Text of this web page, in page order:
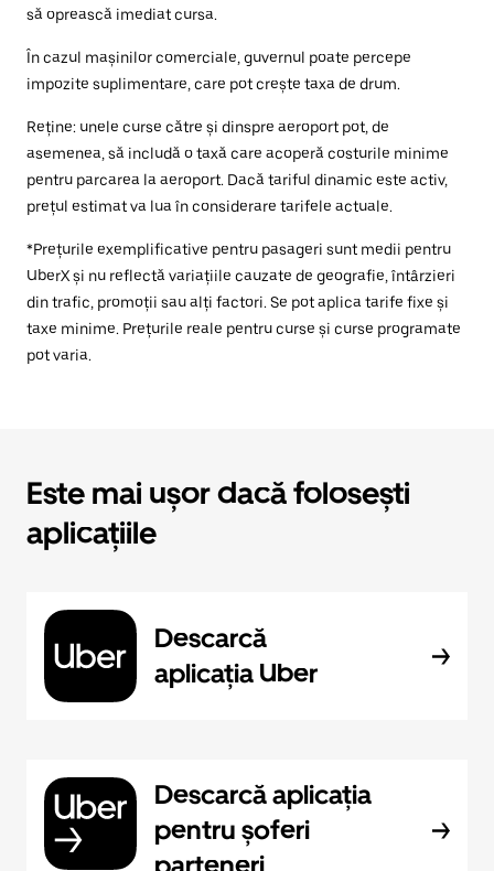
să oprească imediat cursa.
În cazul mașinilor comerciale, guvernul poate percepe
impozite suplimentare, care pot crește taxa de drum.
Reține: unele curse către și dinspre aeroport pot, de
asemenea, să includă o taxă care acoperă costurile minime
pentru parcarea la aeroport. Dacă tariful dinamic este activ,
prețul estimat va lua în considerare tarifele actuale.
*Prețurile exemplificative pentru pasageri sunt medii pentru
UberX și nu reflectă variațiile cauzate de geografie, întârzieri
din trafic, promoții sau alți factori. Se pot aplica tarife fixe și
taxe minime. Prețurile reale pentru curse și curse programate
pot varia.
Este mai ușor dacă folosești
aplicațiile
Descarcă
aplicația Uber
Descarcă aplicația
pentru șoferi